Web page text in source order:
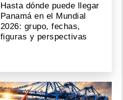
Hasta dónde puede llegar
Panamá en el Mundial
2026: grupo, fechas,
figuras y perspectivas